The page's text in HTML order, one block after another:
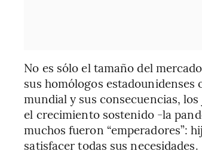
No es sólo el tamaño del
sus homólogos
mundial y sus consecuencias,
el crecimiento sostenido -la
muchos fueron “emperadores”:
satisfacer todas sus necesidades.